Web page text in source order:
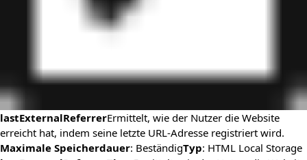
lastExternalReferrerErmittelt, wie der Nutzer die Website
erreicht hat, indem seine letzte URL-Adresse registriert wird.
Maximale Speicherdauer: BeständigTyp: HTML Local Storage